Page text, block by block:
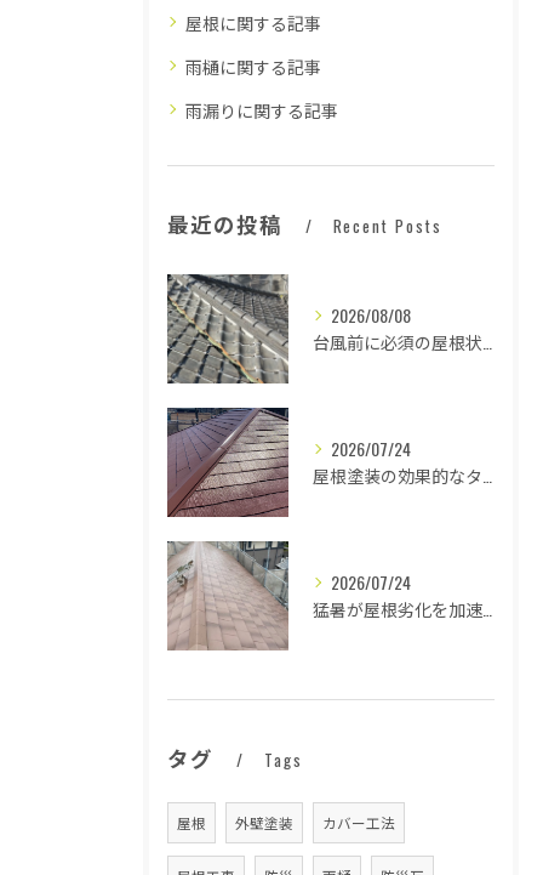
屋根に関する記事
雨樋に関する記事
雨漏りに関する記事
最近の投稿 Recent Posts
2026/08/08
2026/07/24
2026/07/24
タグ Tags
屋根 外壁塗装 カバー工法